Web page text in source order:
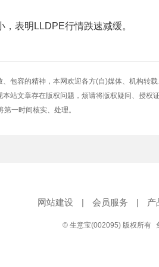
，表明LLDPE行情跌速减缓。
、包容的精神，本网欢迎各方(自)媒体、机构转
站文章存在版权问题，烦请将版权疑问、授权
第一时间核实、处理。
网站建设 | 会员服务 | 产
© 生意宝(002095) 版权所有